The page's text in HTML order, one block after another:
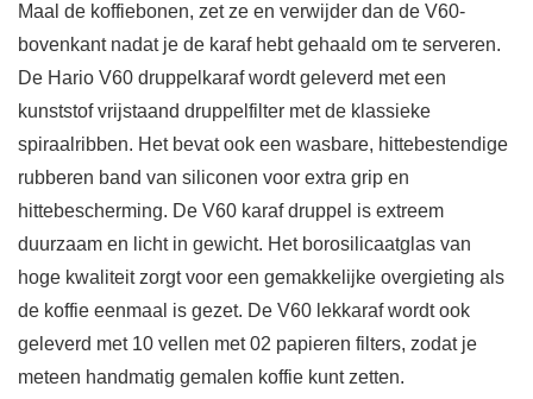
Maal de koffiebonen, zet ze en verwijder dan de V60-
bovenkant nadat je de karaf hebt gehaald om te serveren.
De Hario V60 druppelkaraf wordt geleverd met een
kunststof vrijstaand druppelfilter met de klassieke
spiraalribben. Het bevat ook een wasbare, hittebestendige
rubberen band van siliconen voor extra grip en
hittebescherming. De V60 karaf druppel is extreem
duurzaam en licht in gewicht. Het borosilicaatglas van
hoge kwaliteit zorgt voor een gemakkelijke overgieting als
de koffie eenmaal is gezet. De V60 lekkaraf wordt ook
geleverd met 10 vellen met 02 papieren filters, zodat je
meteen handmatig gemalen koffie kunt zetten.